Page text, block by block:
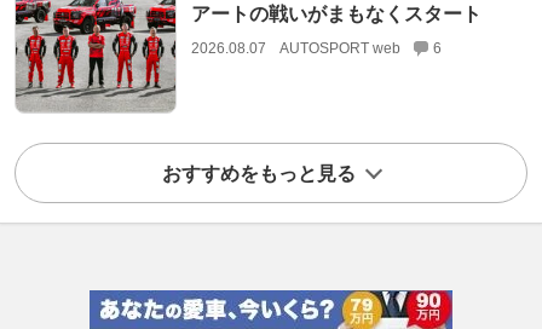
アートの戦いがまもなくスタート
2026.08.07 AUTOSPORT web 6
おすすめをもっと見る